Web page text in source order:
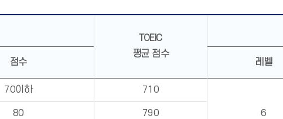
TOEIC
평균 점수
점수 레벨
70이하 710
6
80 790